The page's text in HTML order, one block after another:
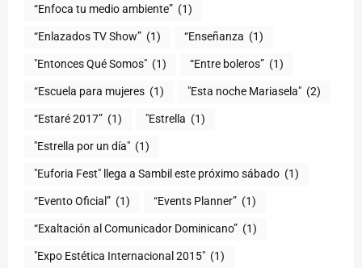
“Enfoca tu medio ambiente” (1)
“Enlazados TV Show” (1) “Enseñanza (1)
"Entonces Qué Somos" (1) “Entre boleros” (1)
“Escuela para mujeres (1) "Esta noche Mariasela" (2)
“Estaré 2017” (1) "Estrella (1)
"Estrella por un día" (1)
"Euforia Fest" llega a Sambil este próximo sábado (1)
“Evento Oficial” (1) “Events Planner” (1)
“Exaltación al Comunicador Dominicano” (1)
"Expo Estética Internacional 2015" (1)